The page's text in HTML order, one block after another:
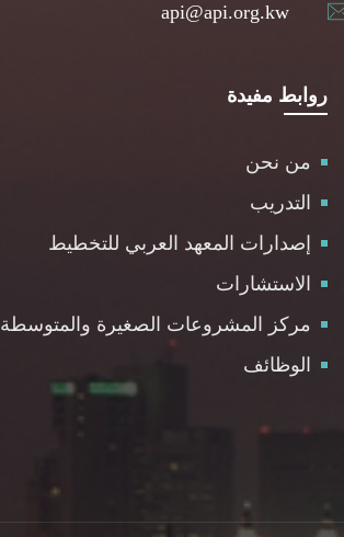
api@api.org.kw
روابط مفيدة
من نحن
التدريب
إصدارات المعهد العربي للتخطيط
الاستشارات
مركز المشروعات الصغيرة والمتوسطة
الوظائف